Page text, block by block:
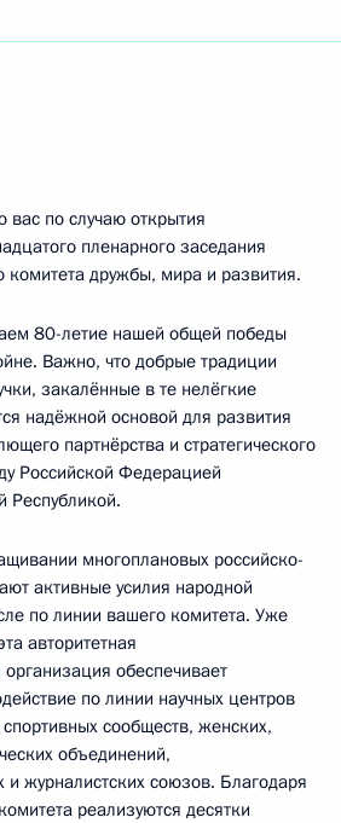
вас по случаю открытия
пленарного заседания
комитета дружбы, мира и развития.
80-летие нашей общей победы
Важно, что добрые традиции
закалённые в те нелёгкие
надёжной основой для развития
партнёрства и стратегического
Российской Федерацией
Республикой.
многоплановых российско-
активные усилия народной
по линии вашего комитета. Уже
авторитетная
обеспечивает
по линии научных центров
сообществ, женских,
объединений,
и журналистских союзов. Благодаря
реализуются десятки